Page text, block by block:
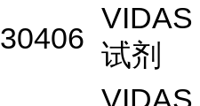
30406
VIDAS
试剂
VIDAS